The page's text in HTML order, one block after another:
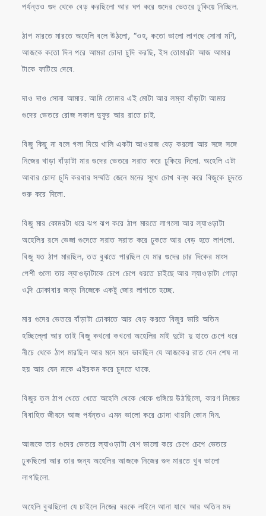
পর্যন্তও গুদ থেকে বেড় করছিলো আর ঘপ করে গুদের ভেতরে ঢুকিয়ে নিচ্ছিল.
ঠাপ মারতে মারতে অহেলি বলে উঠলো, “ওহ, কতো ভালো লাগছে সোনা মণি,
আজকে কতো দিন পরে আমরা চোদা চুদি করছি, ইস তোমারটা আজ আমার
টাকে ফাটিয়ে দেবে.
দাও দাও সোনা আমার. আমি তোমার এই মোটা আর লম্বা বাঁড়াটা আমার
গুদের ভেতরে রোজ সকাল দুফুর আর রাতে চাই.
বিজু কিছু না বলে গলা দিয়ে খালি একটা আওয়াজ বেড় করলো আর সঙ্গে সঙ্গে
নিজের খাড়া বাঁড়াটা মার গুদের ভেতরে সরাত করে ঢুকিয়ে দিলো. অহেলি এটা
আবার চোদা চুদি করবার সম্মতি জেনে মনের সুখে চোখ বন্ধ করে বিজুকে চুদতে
শুরু করে দিলো.
বিজু মার কোমরটা ধরে ঝপ ঝপ করে ঠাপ মারতে লাগলো আর ল্যাওড়াটা
অহেলির রসে ভেজা গুদেতে সরাত সরাত করে ঢুকতে আর বেড় হতে লাগলো.
বিজু যত ঠাপ মারছিল, তত বুঝতে পারছিল যে মার গুদের চার দিকের মাংস
পেশী গুলো তার ল্যাওড়াটাকে চেপে চেপে ধরতে চাইছে আর ল্যাওড়াটা গোড়া
ওব্দি ঢোকাবার জন্য নিজেকে একটু জোর লাগাতে হচ্ছে.
মার গুদের ভেতরে বাঁড়াটা ঢোকাতে আর বেড় করতে বিজুর ভারি অতিন
হচ্ছিল্লো আর তাই বিজু কখনো কখনো অহেলির মাই দুটো দু হাতে চেপে ধরে
নীচে থেকে ঠাপ মারছিল আর মনে মনে ভাবছিল যে আজকের রাত যেন শেষ না
হয় আর যেন মাকে এইরকম করে চুদতে থাকে.
বিজুর তল ঠাপ খেতে খেতে অহেলি থেকে থেকে গুঙ্গিয়ে উঠছিলো, কারণ নিজের
বিবাহিত জীবনে আজ পর্যন্তও এমন ভালো করে চোদা খায়নি কোন দিন.
আজকে তার গুদের ভেতরে ল্যাওড়াটা বেশ ভালো করে চেপে চেপে ভেতরে
ঢুকছিলো আর তার জন্য অহেলির আজকে নিজের গুদ মারতে খুব ভালো
লাগছিলো.
অহেলি বুঝছিলো যে চাইলে নিজের বরকে লাইনে আনা যাবে আর অতিন মদ